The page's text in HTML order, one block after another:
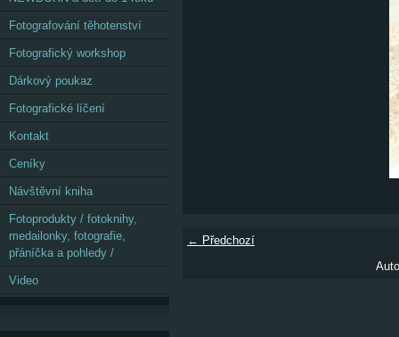
← Předchozí
Fotografování těhotenství
Fotografický workshop
Dárkový poukaz
Fotografické líčení
Kontakt
Ceníky
Návštěvní kniha
Fotoprodukty / fotoknihy,
medailonky, fotografie,
přáníčka a pohledy /
Video